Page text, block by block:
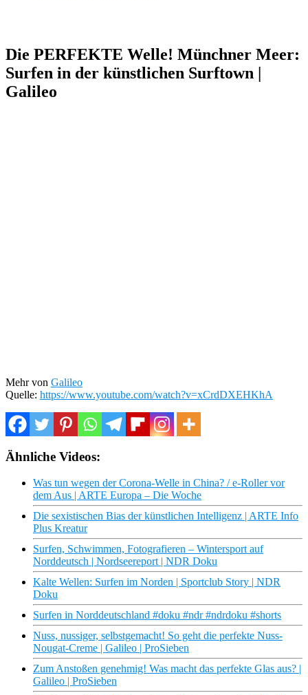
Die PERFEKTE Welle! Münchner Meer:
Surfen in der künstlichen Surftown |
Galileo
Mehr von Galileo
Quelle: https://www.youtube.com/watch?v=xCrdDXEHKhA
Ähnliche Videos:
Was tun wegen der Corona-Welle in China? / e-Roller vor
dem Aus | ARTE Europa – Die Woche
Die sexistischen Bias der künstlichen Intelligenz | ARTE Info
Plus Kreatur
Surfen, Schwimmen, Fotografieren – Wintersport auf
Norddeutsch | Nordseereport | NDR Doku
Kalte Wellen: Surfen im Norden | Sportclub Story | NDR
Doku
Surfen in Norddeutschland #doku #ndr #ndrdoku #shorts
Nuss, nussiger, selbstgemacht! So geht die perfekte Nuss-
Nougat-Creme | Galileo | ProSieben
Zum Anstoßen genehmig! Was macht das perfekte Glas aus? |
Galileo | ProSieben